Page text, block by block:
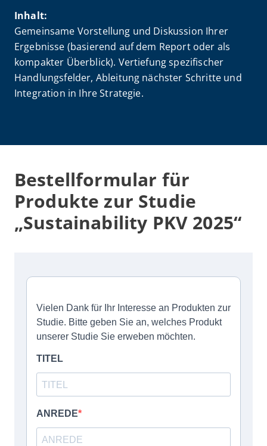
Inhalt:
Gemeinsame Vorstellung und Diskussion Ihrer
Ergebnisse (basierend auf dem Report oder als
kompakter Überblick). Vertiefung spezifischer
Handlungsfelder, Ableitung nächster Schritte und
Integration in Ihre Strategie.
Bestellformular für
Produkte zur Studie
„Sustainability PKV 2025“